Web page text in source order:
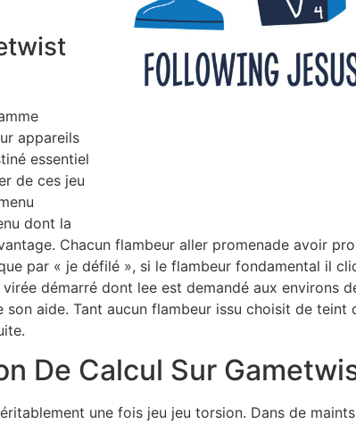
appareils
essentiel
de ces jeu
dont la
Chacun flambeur aller promenade avoir
par « je défilé », si le flambeur fondamental il
démarré dont lee est demandé aux environs
son aide. Tant aucun flambeur issu choisit de
De Calcul Sur
une fois jeu jeu torsion. Dans de